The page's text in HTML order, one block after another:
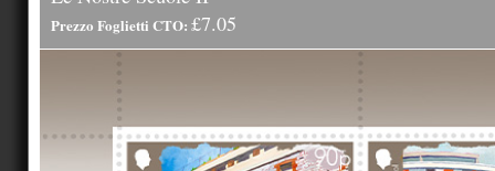
Prezzo Foglietti CTO: £7.05